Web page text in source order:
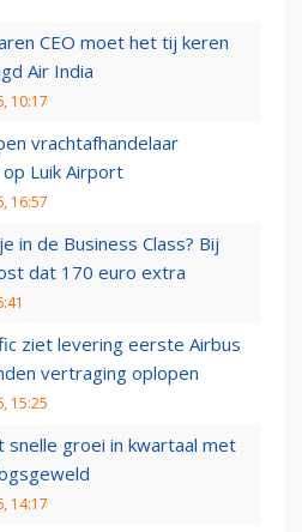
CEO moet het tij keren
Air India
10:17
vrachtafhandelaar
Luik Airport
16:57
in de Business Class? Bij
dat 170 euro extra
ziet levering eerste Airbus
vertraging oplopen
15:25
snelle groei in kwartaal met
14:17